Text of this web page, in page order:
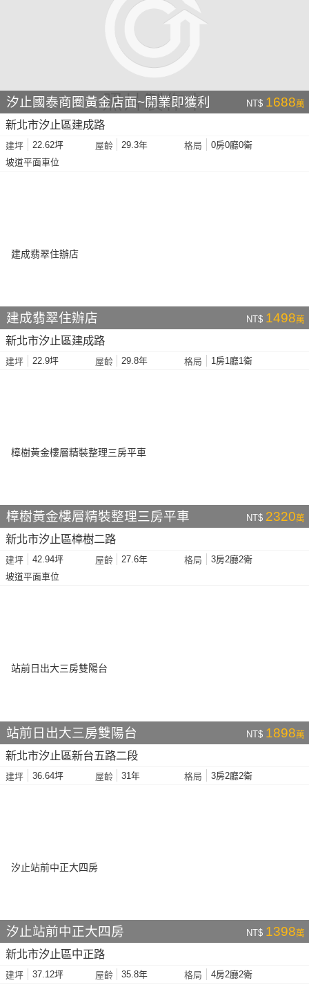
汐止國泰商圈黃金店面~開業即獲利 NT$ 1688萬
新北市汐止區建成路
建坪 22.62坪 屋齡 29.3年 格局
0房0廳0衛
坡道平面車位
建成翡翠住辦店 NT$ 1498萬
新北市汐止區建成路
建坪 22.9坪 屋齡 29.8年 格局 1房1廳1衛
樟樹黃金樓層精裝整理三房平車 NT$ 2320萬
新北市汐止區樟樹二路
建坪 42.94坪 屋齡 27.6年 格局
3房2廳2衛
坡道平面車位
站前日出大三房雙陽台 NT$ 1898萬
新北市汐止區新台五路二段
建坪 36.64坪 屋齡 31年 格局 3房2廳2衛
汐止站前中正大四房 NT$ 1398萬
新北市汐止區中正路
建坪 37.12坪 屋齡 35.8年 格局 4房2廳2衛